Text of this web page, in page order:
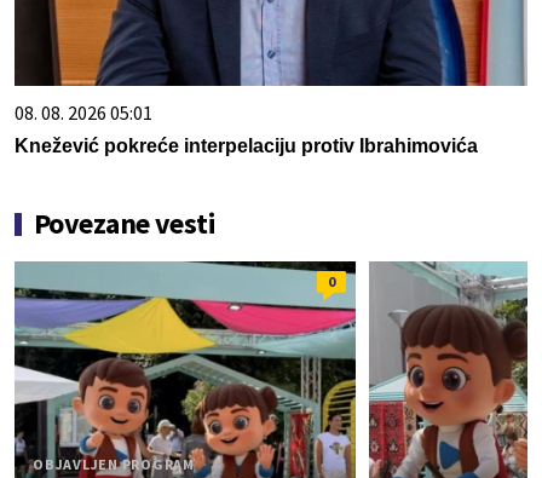
08. 08. 2026 05:01
Knežević pokreće interpelaciju protiv Ibrahimovića
Povezane vesti
0
OBJAVLJEN PROGRAM